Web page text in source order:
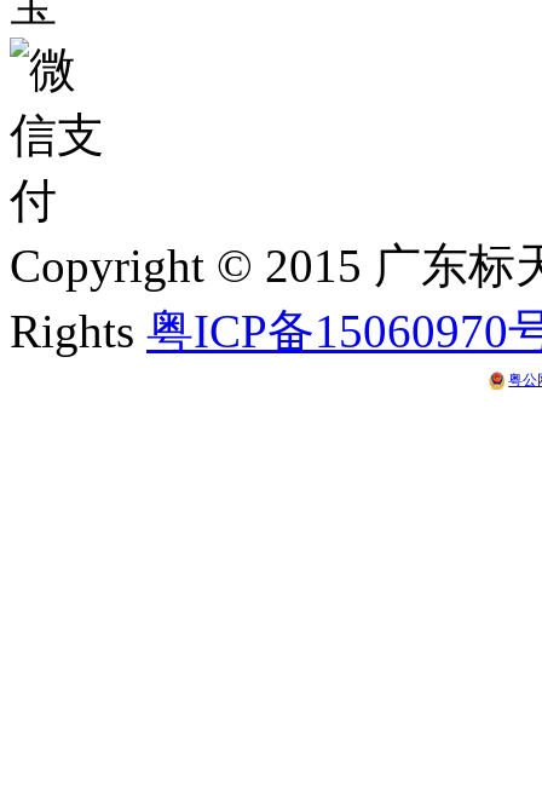
Copyright © 2015 广东
Rights 粤ICP备15060970
粤公